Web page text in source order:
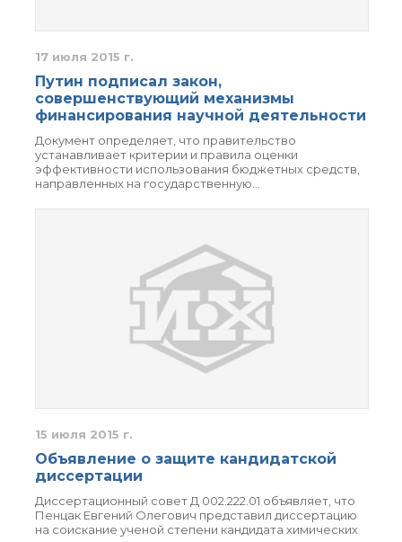
Набор студентов
Рекомендации ВАК
о типовых нарушениях
Новости института
Конференции
Новости
Конкурсы, премии
Конкурсы вакантных
состав
Достижения
Почтовый сервер
Внутренний сайт
17 июля 2015 г.
Путин подписал закон,
совершенствующий механизмы
финансирования научной деятельности
Документ определяет, что правительство
устанавливает критерии и правила оценки
эффективности использования бюджетных средств,
направленных на государственную…
15 июля 2015 г.
Объявление о защите кандидатской
диссертации
Диссертационный совет Д 002.222.01 объявляет, что
Пенцак Евгений Олегович представил диссертацию
на соискание ученой степени кандидата химических